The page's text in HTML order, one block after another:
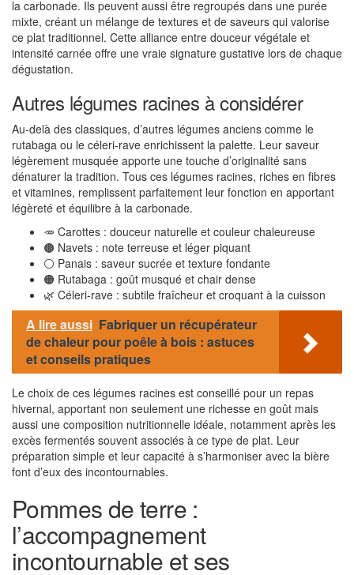
la carbonade. Ils peuvent aussi être regroupés dans une purée
mixte, créant un mélange de textures et de saveurs qui valorise
ce plat traditionnel. Cette alliance entre douceur végétale et
intensité carnée offre une vraie signature gustative lors de chaque
dégustation.
Autres légumes racines à considérer
Au-delà des classiques, d’autres légumes anciens comme le
rutabaga ou le céleri-rave enrichissent la palette. Leur saveur
légèrement musquée apporte une touche d’originalité sans
dénaturer la tradition. Tous ces légumes racines, riches en fibres
et vitamines, remplissent parfaitement leur fonction en apportant
légèreté et équilibre à la carbonade.
🥕 Carottes : douceur naturelle et couleur chaleureuse
🟤 Navets : note terreuse et léger piquant
⚪ Panais : saveur sucrée et texture fondante
🟠 Rutabaga : goût musqué et chair dense
🌿 Céleri-rave : subtile fraîcheur et croquant à la cuisson
A lire aussi Fabriquer un récupérateur
de chaleur pour poêle à bois : astuces
et conseils pratiques
Le choix de ces légumes racines est conseillé pour un repas
hivernal, apportant non seulement une richesse en goût mais
aussi une composition nutritionnelle idéale, notamment après les
excès fermentés souvent associés à ce type de plat. Leur
préparation simple et leur capacité à s’harmoniser avec la bière
font d’eux des incontournables.
Pommes de terre :
l’accompagnement
incontournable et ses